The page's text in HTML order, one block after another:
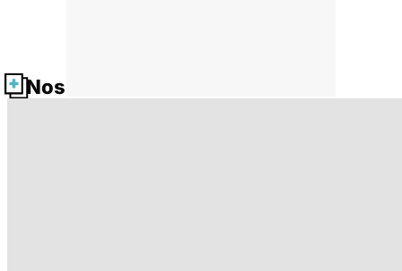
Nos fiches santé